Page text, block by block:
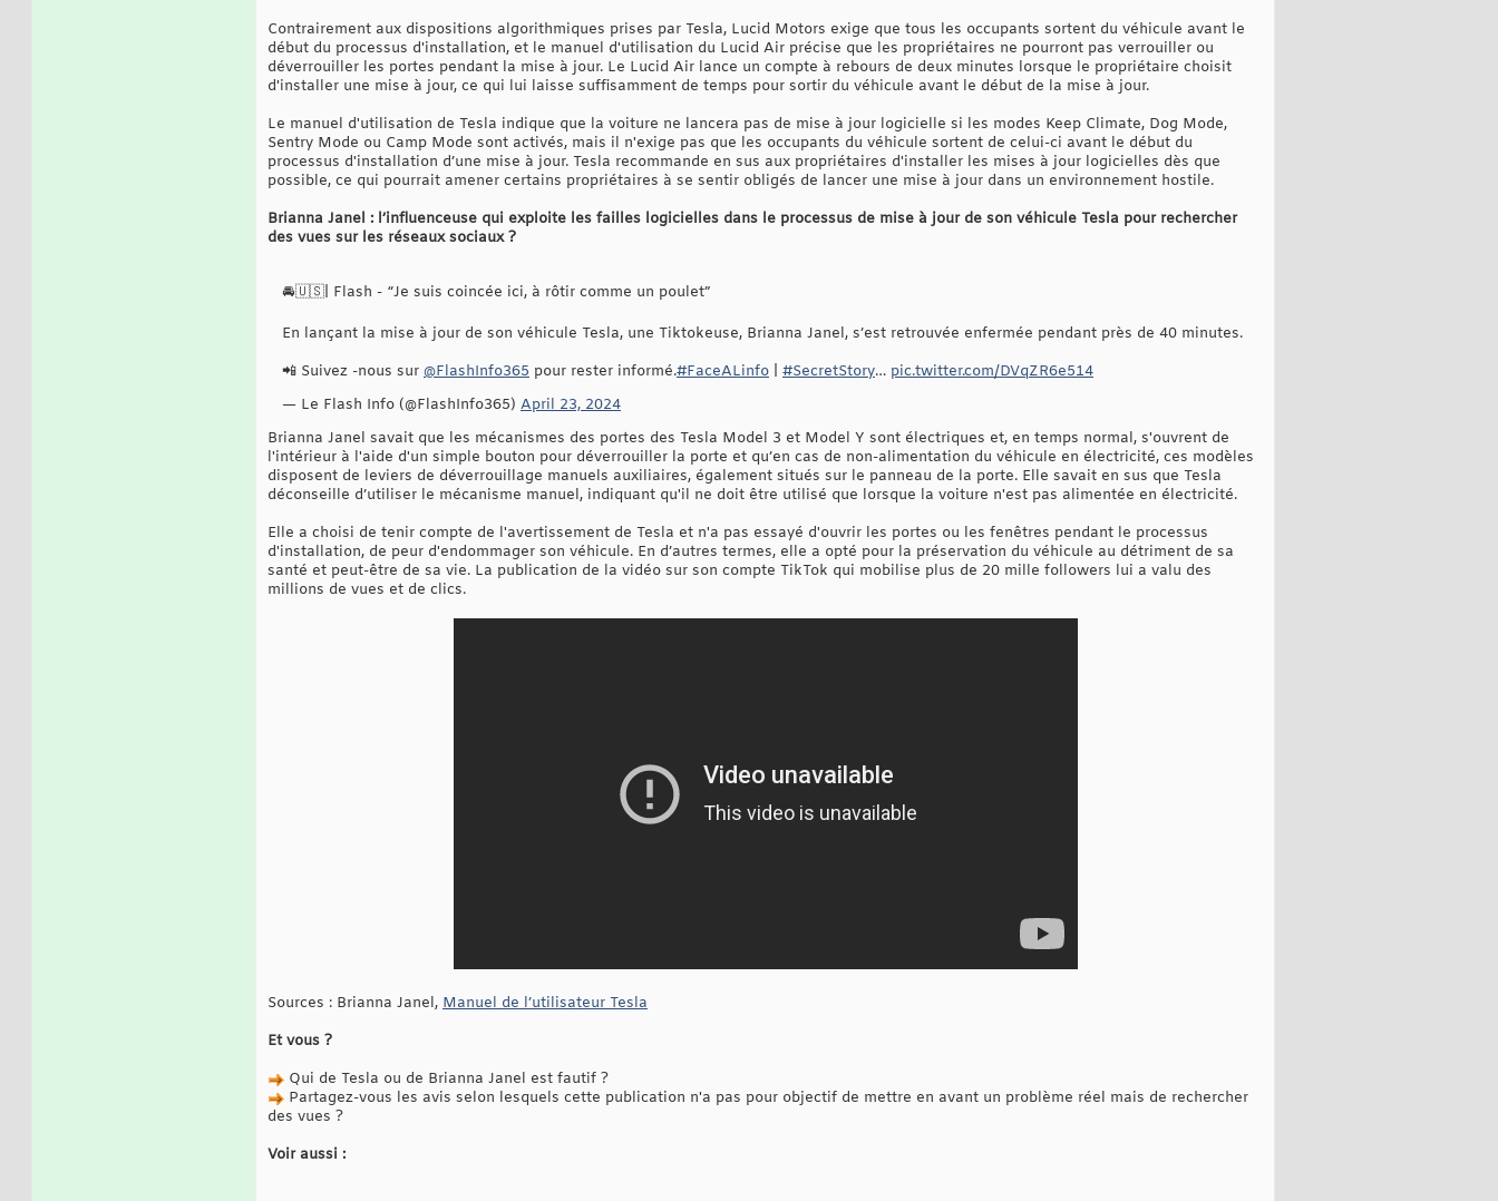
Contrairement aux dispositions algorithmiques prises par Tesla, Lucid Motors exige que tous les occupants sortent du véhicule avant le
début du processus d'installation, et le manuel d'utilisation du Lucid Air précise que les propriétaires ne pourront pas verrouiller ou
déverrouiller les portes pendant la mise à jour. Le Lucid Air lance un compte à rebours de deux minutes lorsque le propriétaire choisit
d'installer une mise à jour, ce qui lui laisse suffisamment de temps pour sortir du véhicule avant le début de la mise à jour.
Le manuel d'utilisation de Tesla indique que la voiture ne lancera pas de mise à jour logicielle si les modes Keep Climate, Dog Mode,
Sentry Mode ou Camp Mode sont activés, mais il n'exige pas que les occupants du véhicule sortent de celui-ci avant le début du
processus d'installation d’une mise à jour. Tesla recommande en sus aux propriétaires d'installer les mises à jour logicielles dès que
possible, ce qui pourrait amener certains propriétaires à se sentir obligés de lancer une mise à jour dans un environnement hostile.
Brianna Janel : l’influenceuse qui exploite les failles logicielles dans le processus de mise à jour de son véhicule Tesla pour rechercher
des vues sur les réseaux sociaux ?
🚘🇺🇸| Flash - “Je suis coincée ici, à rôtir comme un poulet”
En lançant la mise à jour de son véhicule Tesla, une Tiktokeuse, Brianna Janel, s’est retrouvée enfermée pendant près de 40 minutes.
📲 Suivez -nous sur @FlashInfo365 pour rester informé.#FaceALinfo #SecretStory… pic.twitter.com/DVqZR6e514
— Le Flash Info (@FlashInfo365) April 23, 2024
Brianna Janel savait que les mécanismes des portes des Tesla Model 3 et Model Y sont électriques et, en temps normal, s'ouvrent de
l'intérieur à l'aide d'un simple bouton pour déverrouiller la porte et qu’en cas de non-alimentation du véhicule en électricité, ces modèles
disposent de leviers de déverrouillage manuels auxiliaires, également situés sur le panneau de la porte. Elle savait en sus que Tesla
déconseille d’utiliser le mécanisme manuel, indiquant qu'il ne doit être utilisé que lorsque la voiture n'est pas alimentée en électricité.
Elle a choisi de tenir compte de l'avertissement de Tesla et n'a pas essayé d'ouvrir les portes ou les fenêtres pendant le processus
d'installation, de peur d'endommager son véhicule. En d’autres termes, elle a opté pour la préservation du véhicule au détriment de sa
santé et peut-être de sa vie. La publication de la vidéo sur son compte TikTok qui mobilise plus de 20 mille followers lui a valu des
millions de vues et de clics.
Sources : Brianna Janel, Manuel de l’utilisateur Tesla
Et vous ?
Qui de Tesla ou de Brianna Janel est fautif ?
Partagez-vous les avis selon lesquels cette publication n'a pas pour objectif de mettre en avant un problème réel mais de rechercher
des vues ?
Voir aussi :